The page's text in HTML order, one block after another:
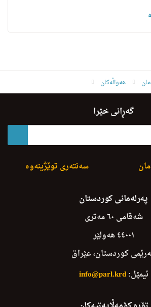
هەواڵەکان
Sh.
گەڕانی خێرا
سەنتەری توێژینەوە
پەرلەمانی کوردستان
شەقامی ٦٠ مەتری
٤٤٠٠١ هەولێر
کوردستان، عێراق
ئیمێل:info@parl.krd